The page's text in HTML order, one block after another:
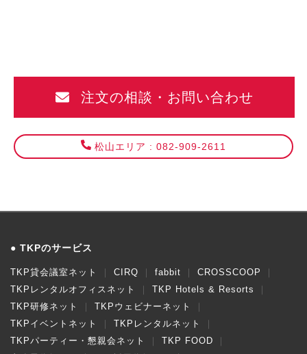
ァ
レ
注文の相談・お問い合わせ
松山エリア : 082-909-2611
TKPのサービス
TKP貸会議室ネット CIRQ fabbit
CROSSCOOP
TKPレンタルオフィスネット
TKP Hotels & Resorts
TKP研修ネット
TKPウェビナーネット
TKPイベントネット
TKPレンタルネット
TKPパーティー・懇親会ネット
TKP FOOD